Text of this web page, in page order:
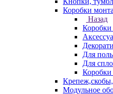
Коробки
Назад
Для
Для
Коробки
Модульное